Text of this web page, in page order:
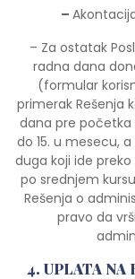
–
– Za ostatak
radna dana
(formular
primerak Rešenja
dana pre početka
do 15. u mesecu,
duga koji ide
po srednjem
Rešenja o
pravo da
4. UPLATA